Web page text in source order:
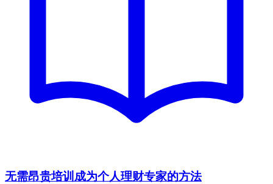
无需昂贵培训成为个人理财专家的方法